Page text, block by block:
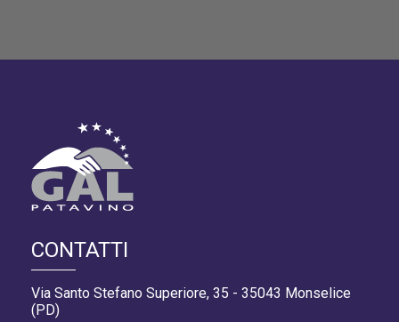
CONTATTI
Via Santo Stefano Superiore, 35 - 35043 Monselice
(PD)